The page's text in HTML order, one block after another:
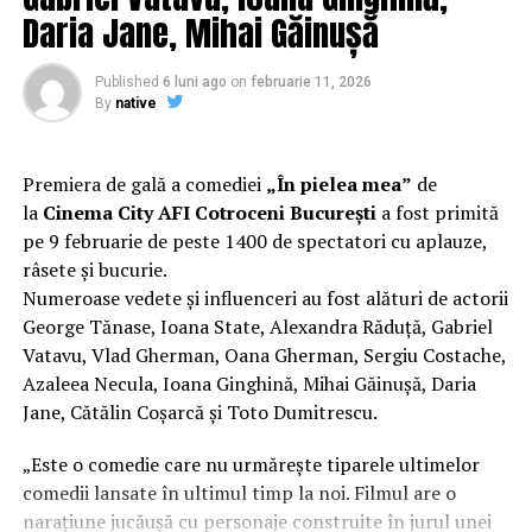
Regizorul și scenaristul Paul Decu , absolvent al
Facultății de Teatru UNATC „I.L.Caragiale” și al
masteratului în regie de film de la MetFilm School
Londra, a colaborat la realizarea primului său
parteAdrian Pădurețu (imagine), Bogdan Ivanovici
(sunet), Anca Miron (scenografie), Francisca Vass
(costume).
O comedie actuală și colorată, filmul„În pielea mea”
are premiera națională pe 10 februarie, distribuit de
T.R.I.B.E. Films.
Mai multe detalii, imagini de la filmări, fragmente din
film și declarații din partea actorilor sunt disponibile pe
paginile social media ale filmului deFacebook,
Instagram,TikTok .
Daria Jane, Mihai Găinușă
Published 6 luni ago on februarie 11, 2026
By native
Premiera de gală a comediei „În pielea mea” de
la Cinema City AFI Cotroceni Bucureștia fost primită
pe 9 februarie de peste 1400 de spectatori cu aplauze,
râsete și bucurie.
Numeroase vedete și influenceri au fost alături de actorii
George Tănase, Ioana State, Alexandra Răduță, Gabriel
Vatavu, Vlad Gherman, Oana Gherman, Sergiu Costache,
Azaleea Necula, Ioana Ginghină, Mihai Găinușă, Daria
Jane, Cătălin Coșarcă și Toto Dumitrescu.
„Este o comedie care nu urmărește tiparele ultimelor
comedii lansate în ultimul timp la noi. Filmul are o
narațiune jucăușă cu personaje construite în jurul unei